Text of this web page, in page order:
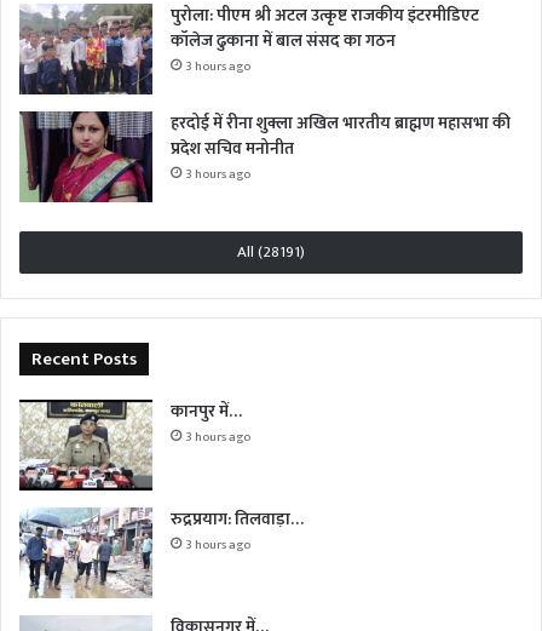
पुरोला: पीएम श्री अटल उत्कृष्ट राजकीय इंटरमीडिएट
कॉलेज ढुकाना में बाल संसद का गठन
3 hours ago
हरदोई में रीना शुक्ला अखिल भारतीय ब्राह्मण महासभा की
प्रदेश सचिव मनोनीत
3 hours ago
All (28191)
Recent Posts
कानपुर में…
3 hours ago
रुद्रप्रयाग: तिलवाड़ा…
3 hours ago